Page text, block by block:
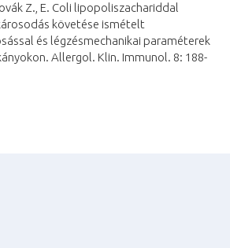
Z., E. Coli lipopoliszachariddal
követése ismételt
és légzésmechanikai paraméterek
Allergol. Klin. Immunol. 8: 188-